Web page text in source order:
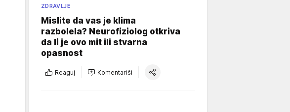
ZDRAVLJE
Mislite da vas je klima
razbolela? Neurofiziolog otkriva
da li je ovo mit ili stvarna
opasnost
Reaguj Komentariši